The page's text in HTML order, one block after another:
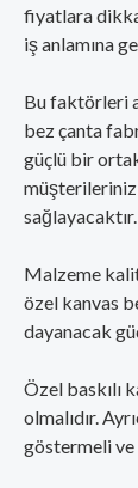
fiyatlara
iş anlamına
Bu faktörleri
bez çanta
güçlü bir
Malzeme
özel kanvas
dayanacak
Özel baskılı
olmalıdır.
göstermeli ve